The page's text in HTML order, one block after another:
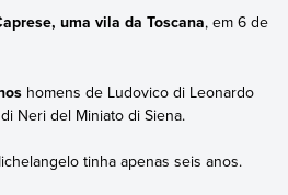
uma vila da Toscana, em 6 de
homens de Ludovico di Leonardo
Neri del Miniato di Siena.
tinha apenas seis anos.